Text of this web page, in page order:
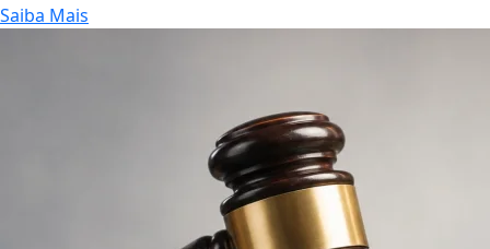
Saiba Mais